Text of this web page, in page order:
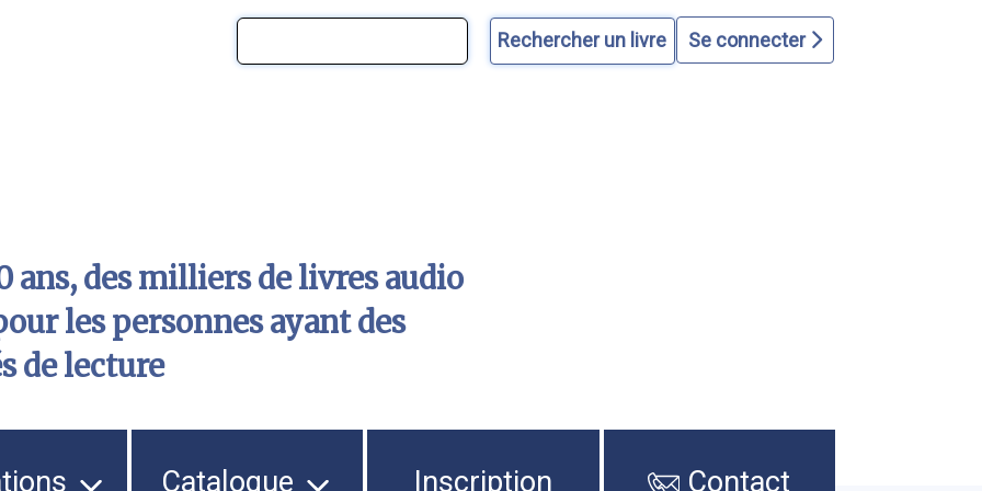
Se connecter
ans, des milliers de livres audio
les personnes ayant des
de lecture
Catalogue Inscription Contact